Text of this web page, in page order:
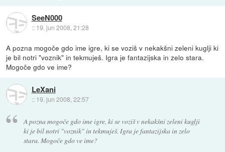
SeeN000
:: 19. jun 2008, 21:28
A pozna mogoče gdo ime igre, ki se voziš v nekakšni zeleni kuglji ki
je bil notri "voznik" in tekmuješ. Igra je fantazijska in zelo stara.
Mogoče gdo ve ime?
LeXani
:: 19. jun 2008, 22:57
A pozna mogoče gdo ime igre, ki se voziš v nekakšni zeleni kuglji
ki je bil notri "voznik" in tekmuješ. Igra je fantazijska in zelo
stara. Mogoče gdo ve ime?